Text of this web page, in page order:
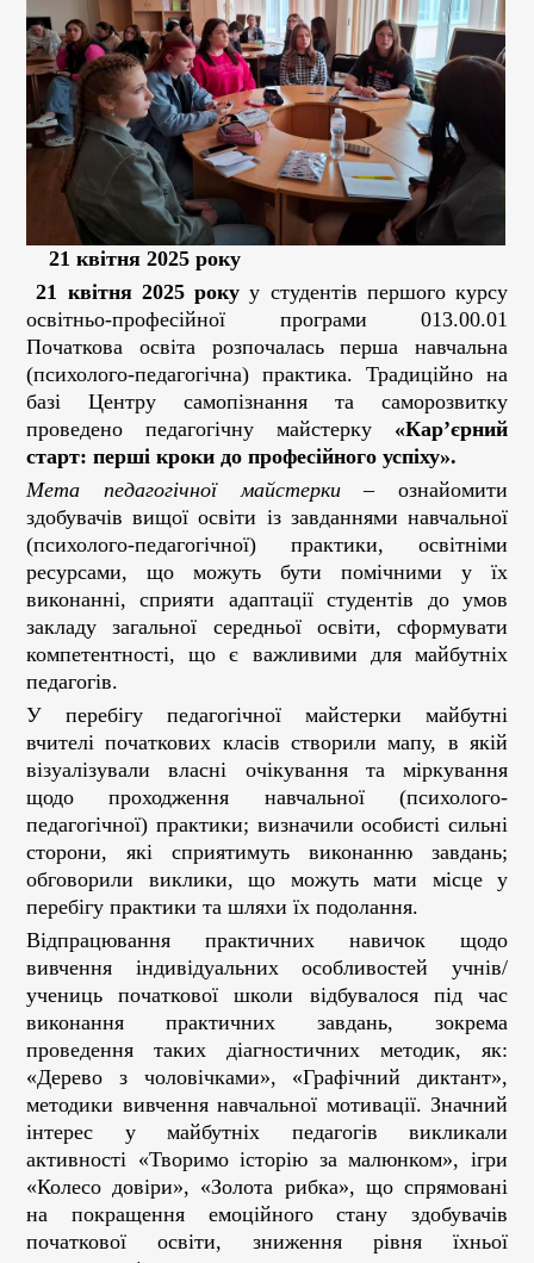
21 квітня 2025 року
21 квітня 2025 року у студентів першого курсу
освітньо-професійної програми 013.00.01
Початкова освіта розпочалась перша навчальна
(психолого-педагогічна) практика. Традиційно на
базі Центру самопізнання та саморозвитку
проведено педагогічну майстерку «Кар’єрний
старт: перші кроки до професійного успіху».
Мета педагогічної майстерки– ознайомити
здобувачів вищої освіти із завданнями навчальної
(психолого-педагогічної) практики, освітніми
ресурсами, що можуть бути помічними у їх
виконанні, сприяти адаптації студентів до умов
закладу загальної середньої освіти, сформувати
компетентності, що є важливими для майбутніх
педагогів.
У перебігу педагогічної майстерки майбутні
вчителі початкових класів створили мапу, в якій
візуалізували власні очікування та міркування
щодо проходження навчальної (психолого-
педагогічної) практики; визначили особисті сильні
сторони, які сприятимуть виконанню завдань;
обговорили виклики, що можуть мати місце у
перебігу практики та шляхи їх подолання.
Відпрацювання практичних навичок щодо
вивчення індивідуальних особливостей учнів/
учениць початкової школи відбувалося під час
виконання практичних завдань, зокрема
проведення таких діагностичних методик, як:
«Дерево з чоловічками», «Графічний диктант»,
методики вивчення навчальної мотивації. Значний
інтерес у майбутніх педагогів викликали
активності «Творимо історію за малюнком», ігри
«Колесо довіри», «Золота рибка», що спрямовані
на покращення емоційного стану здобувачів
початкової освіти, зниження рівня їхньої